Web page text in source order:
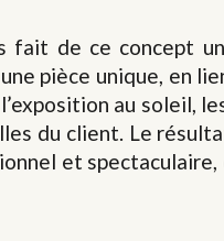
fait de ce concept
pièce unique, en
au soleil,
du client. Le
et spectaculaire,